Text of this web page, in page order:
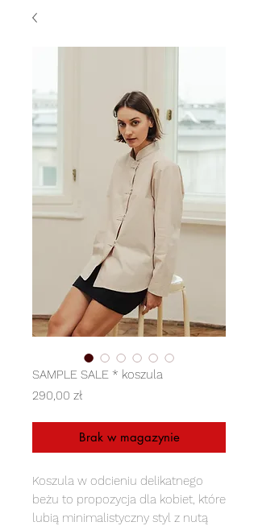
SAMPLE SALE * koszula
290,00 złCena
Brak w magazynie
Koszula w odcieniu delikatnego
beżu to propozycja dla kobiet, które
lubią minimalistyczny styl z nutą